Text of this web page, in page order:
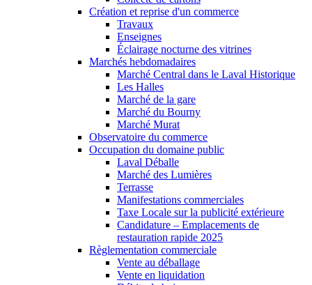
Création et reprise d'un commerce
Travaux
Enseignes
Éclairage nocturne des vitrines
Marchés hebdomadaires
Marché Central dans le Laval Historique
Les Halles
Marché de la gare
Marché du Bourny
Marché Murat
Observatoire du commerce
Occupation du domaine public
Laval Déballe
Marché des Lumières
Terrasse
Manifestations commerciales
Taxe Locale sur la publicité extérieure
Candidature – Emplacements de
restauration rapide 2025
Règlementation commerciale
Vente au déballage
Vente en liquidation